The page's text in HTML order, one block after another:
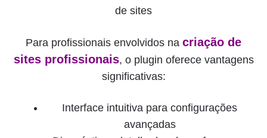
de sites
Para profissionais envolvidos na criação de
sites profissionais, o plugin oferece vantagens
significativas:
Interface intuitiva para configurações
avançadas